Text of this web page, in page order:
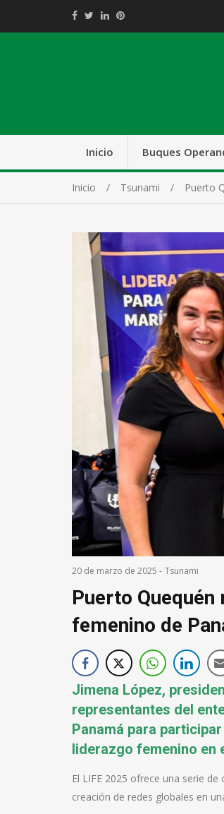
Inicio Buques
Inicio Tsunami Puerto
20 de marzo de 2025 - Tsunami
Puerto
femenino de
Jimena López,
representantes del
Panamá para
liderazgo femenino
El LIFE 2025 ofrece una serie
creación de redes globales en